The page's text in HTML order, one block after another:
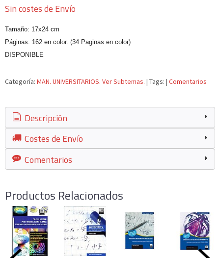
Sin costes de Envío
Tamaño: 17x24 cm
Páginas: 162 en color. (34 Paginas en color)
DISPONIBLE
Categoría: MAN. UNIVERSITARIOS. Ver Subtemas. | Tags: | Comentarios
Descripción
Costes de Envío
Comentarios
Productos Relacionados